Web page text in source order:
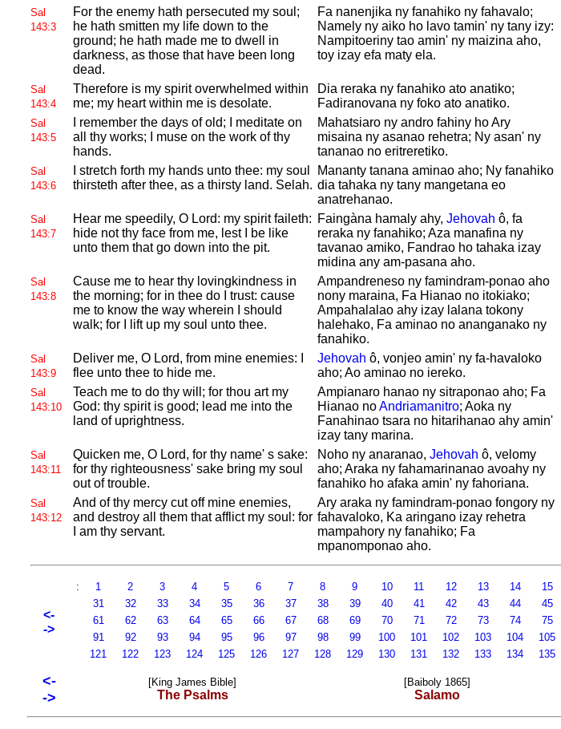
Sal
143:3
For the enemy hath persecuted my soul;
he hath smitten my life down to the
ground; he hath made me to dwell in
darkness, as those that have been long
dead.
Fa nanenjika ny fanahiko ny fahavalo;
Namely ny aiko ho lavo tamin' ny tany izy:
Nampitoeriny tao amin' ny maizina aho,
toy izay efa maty ela.
Sal
143:4
Therefore is my spirit overwhelmed within
me; my heart within me is desolate.
Dia reraka ny fanahiko ato anatiko;
Fadiranovana ny foko ato anatiko.
Sal
143:5
I remember the days of old; I meditate on
all thy works; I muse on the work of thy
hands.
Mahatsiaro ny andro fahiny ho Ary
misaina ny asanao rehetra; Ny asan' ny
tananao no eritreretiko.
Sal
143:6
I stretch forth my hands unto thee: my soul
thirsteth after thee, as a thirsty land. Selah.
Mananty tanana aminao aho; Ny fanahiko
dia tahaka ny tany mangetana eo
anatrehanao.
Sal
143:7
Hear me speedily, O Lord: my spirit faileth:
hide not thy face from me, lest I be like
unto them that go down into the pit.
Faingàna hamaly ahy, Jehovah ô, fa
reraka ny fanahiko; Aza manafina ny
tavanao amiko, Fandrao ho tahaka izay
midina any am-pasana aho.
Sal
143:8
Cause me to hear thy lovingkindness in
the morning; for in thee do I trust: cause
me to know the way wherein I should
walk; for I lift up my soul unto thee.
Ampandreneso ny famindram-ponao aho
nony maraina, Fa Hianao no itokiako;
Ampahalalao ahy izay lalana tokony
halehako, Fa aminao no ananganako ny
fanahiko.
Sal
143:9
Deliver me, O Lord, from mine enemies: I
flee unto thee to hide me.
Jehovah ô, vonjeo amin' ny fa-havaloko
aho; Ao aminao no iereko.
Sal
143:10
Teach me to do thy will; for thou art my
God: thy spirit is good; lead me into the
land of uprightness.
Ampianaro hanao ny sitraponao aho; Fa
Hianao noAndriamanitro; Aoka ny
Fanahinao tsara no hitarihanao ahy amin'
izay tany marina.
Sal
143:11
Quicken me, O Lord, for thy name' s sake:
for thy righteousness' sake bring my soul
out of trouble.
Noho ny anaranao, Jehovah ô, velomy
aho; Araka ny fahamarinanao avoahy ny
fanahiko ho afaka amin' ny fahoriana.
Sal
143:12
And of thy mercy cut off mine enemies,
and destroy all them that afflict my soul: for
I am thy servant.
Ary araka ny famindram-ponao fongory ny
fahavaloko, Ka aringano izay rehetra
mampahory ny fanahiko; Fa
mpanomponao aho.
<-
->
: 1 2 3 4 5 6 7 8 9 10 11 12 13 14 15
31
32 33 34 35 36 37 38 39 40 41 42 43 44 45
61
62 63 64 65 66 67 68 69 70 71 72 73 74 75
91
92 93 94 95 96 97 98 99 100 101 102 103 104 105
121
122 123 124 125 126 127 128 129 130 131 132 133 134 135
<-
->
[King James Bible]
The Psalms
[Baiboly 1865]
Salamo